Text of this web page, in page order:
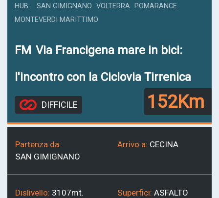
HUB SAN GIMIGNANO VOLTERRA
POMARANCE
MONTEVERDI MARITTIMO
FM Via Francigena mare in bici:
l'incontro con la Ciclovia Tirrenica
152Km
DIFFICILE
Partenza da:
SAN GIMIGNANO
Arrivo a: CECINA
Dislivello: 3107mt.
Superfici: ASFALTO